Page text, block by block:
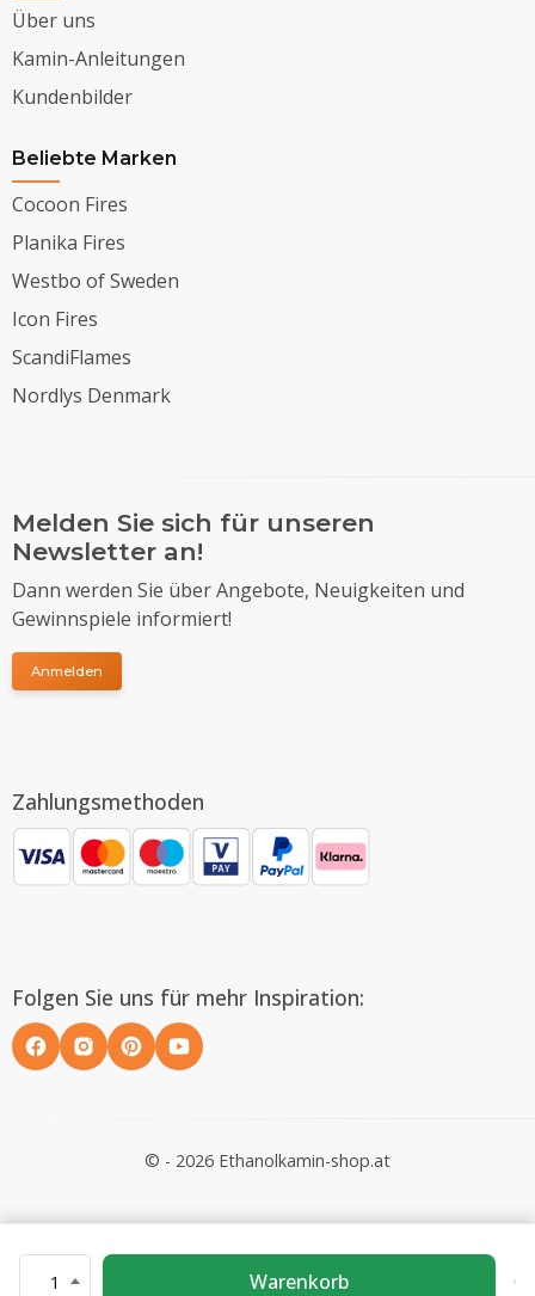
1 Warenkorb
Über uns
Kamin-Anleitungen
Kundenbilder
Beliebte Marken
Cocoon Fires
Planika Fires
Westbo of Sweden
Icon Fires
ScandiFlames
Nordlys Denmark
Melden Sie sich für unseren
Newsletter an!
Dann werden Sie über Angebote, Neuigkeiten und
Gewinnspiele informiert!
Anmelden
Zahlungsmethoden
Folgen Sie uns für mehr Inspiration:
© - 2026 Ethanolkamin-shop.at